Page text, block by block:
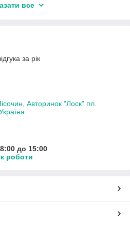
та елементи,
зносостійких матеріалів та
моделями плугів та призначені
все
за рік
Авторинок "Лоск" пл.
до 15:00
роботи